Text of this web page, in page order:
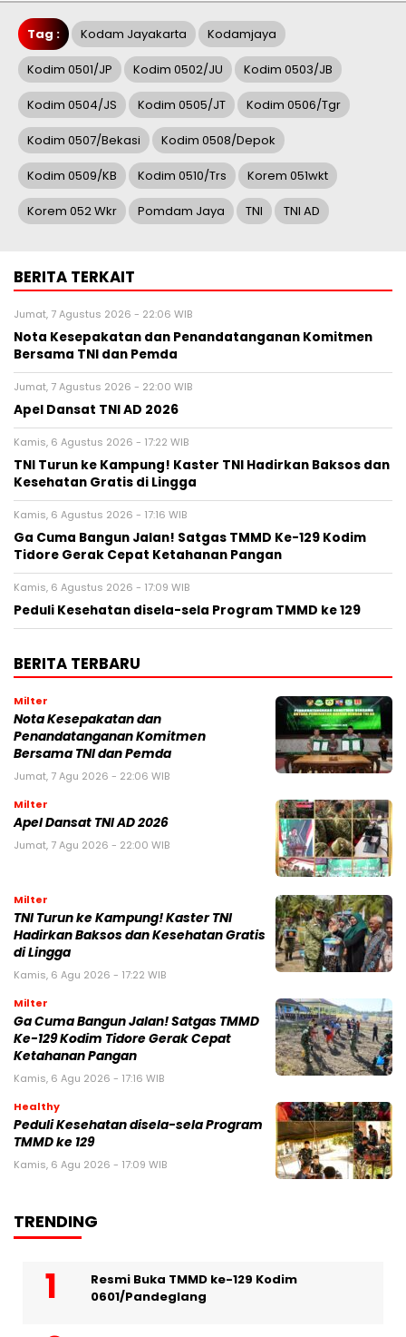
Tag : Kodam Jayakarta Kodamjaya
Kodim 0501/JP Kodim 0502/JU Kodim 0503/JB
Kodim 0504/JS Kodim 0505/JT Kodim 0506/tgr
Kodim 0507/bekasi Kodim 0508/Depok
Kodim 0509/KB Kodim 0510/Trs Korem 051wkt
Korem 052 Wkr Pomdam Jaya TNI TNI AD
BERITA TERKAIT
Jumat, 7 Agustus 2026 - 22:06 WIB
Nota Kesepakatan dan Penandatanganan Komitmen
Bersama TNI dan Pemda
Jumat, 7 Agustus 2026 - 22:00 WIB
Apel Dansat TNI AD 2026
Kamis, 6 Agustus 2026 - 17:22 WIB
TNI Turun ke Kampung! Kaster TNI Hadirkan Baksos dan
Kesehatan Gratis di Lingga
Kamis, 6 Agustus 2026 - 17:16 WIB
Ga Cuma Bangun Jalan! Satgas TMMD Ke-129 Kodim
Tidore Gerak Cepat Ketahanan Pangan
Kamis, 6 Agustus 2026 - 17:09 WIB
Peduli Kesehatan disela-sela Program TMMD ke 129
BERITA TERBARU
Milter
Nota Kesepakatan dan
Penandatanganan Komitmen
Bersama TNI dan Pemda
Jumat, 7 Agu 2026 - 22:06 WIB
Milter
Apel Dansat TNI AD 2026
Jumat, 7 Agu 2026 - 22:00 WIB
Milter
TNI Turun ke Kampung! Kaster TNI
Hadirkan Baksos dan Kesehatan Gratis
di Lingga
Kamis, 6 Agu 2026 - 17:22 WIB
Milter
Ga Cuma Bangun Jalan! Satgas TMMD
Ke-129 Kodim Tidore Gerak Cepat
Ketahanan Pangan
Kamis, 6 Agu 2026 - 17:16 WIB
Healthy
Peduli Kesehatan disela-sela Program
TMMD ke 129
Kamis, 6 Agu 2026 - 17:09 WIB
TRENDING
Resmi Buka TMMD ke-129 Kodim
0601/Pandeglang